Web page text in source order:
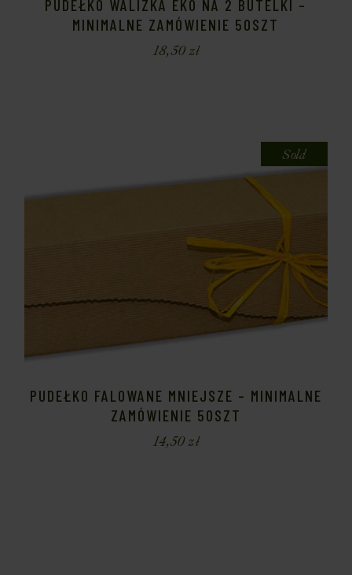
PUDEŁKO WALIZKA EKO NA 2 BUTELKI –
MINIMALNE ZAMÓWIENIE 50SZT
18,50zł
Sold
PUDEŁKO FALOWANE MNIEJSZE – MINIMALNE
ZAMÓWIENIE 50SZT
14,50zł